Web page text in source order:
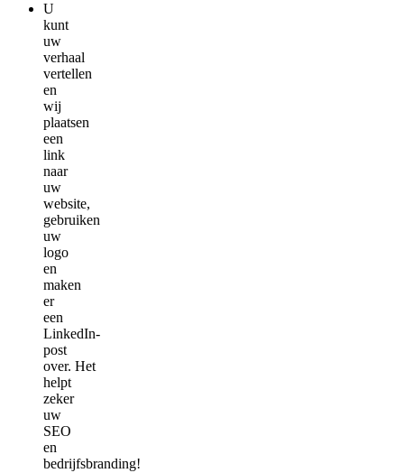
U
kunt
uw
verhaal
vertellen
en
wij
plaatsen
een
link
naar
uw
website,
gebruiken
uw
logo
en
maken
er
een
LinkedIn-
post
over. Het
helpt
zeker
uw
SEO
en
bedrijfsbranding!